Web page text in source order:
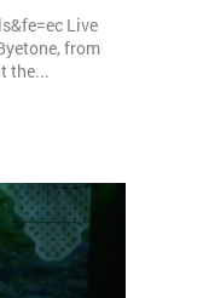
Live
from
the...